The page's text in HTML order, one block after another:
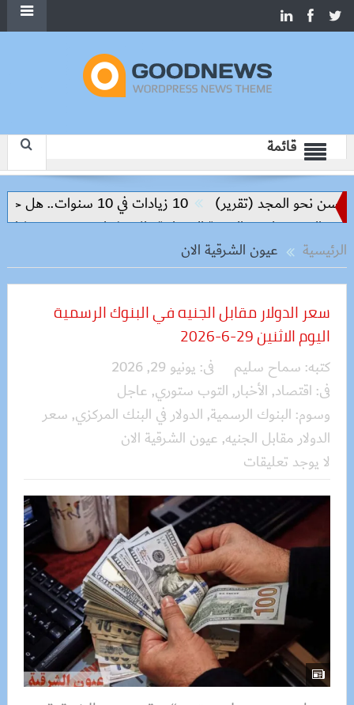
قائمة
10 زيادات في 10 سنوات.. هل حان الوقت لرفع دعم البنزين نهائيا؟
العمرانية والاستثمار
مصر وتشاد تفتحان صفحة
الرئيسية
عيون الشرقية الان
سعر الدولار مقابل الجنيه في البنوك الرسمية
اليوم الاثنين 29-6-2026
كتبه: سماح سليم فى: يونيو 29, 2026
فى: اقتصاد, الأخبار, التوب ستوري, عاجل
وسوم: البنوك الرسمية, الدولار في البنك المركزي, سعر
الدولار مقابل الجنيه, عيون الشرقية الان
لا يوجد تعليقات